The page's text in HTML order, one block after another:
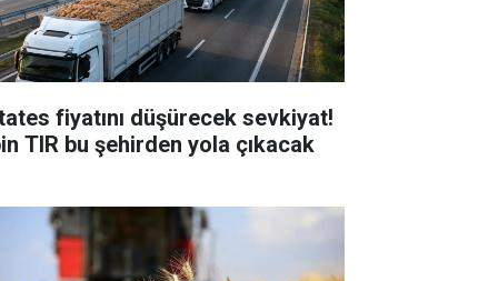
fiyatını düşürecek sevkiyat!
TIR bu şehirden yola çıkacak